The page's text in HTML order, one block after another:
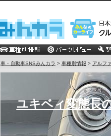
車・自動車SNSみんカラ > 車種別情報 > アルフ
ユキベィ変態長